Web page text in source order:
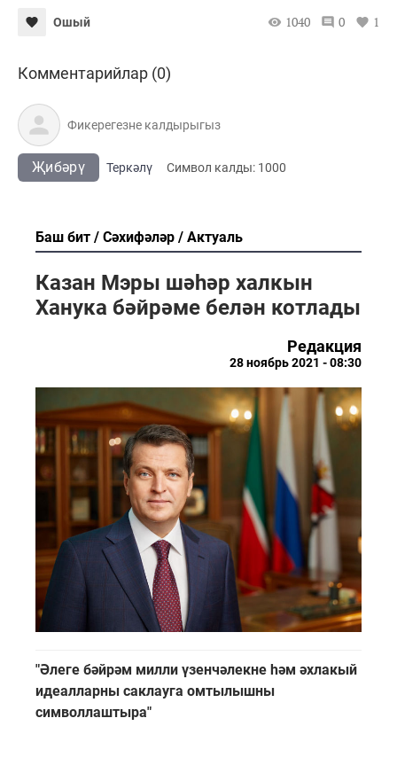
Ошый 1040 0 1
Комментарийлар (0)
Җибәрү Теркәлү Cимвол калды: 1000
Баш бит Сәхифәләр Актуаль
Казан Мэры шәһәр халкын
Ханука бәйрәме белән котлады
Редакция
28 ноябрь 2021 - 08:30
"Әлеге бәйрәм милли үзенчәлекне һәм әхлакый
идеалларны саклауга омтылышны
символлаштыра"